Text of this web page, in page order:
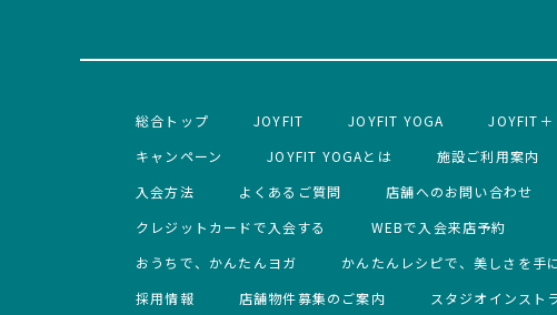
総合トップ JOYFIT JOYFIT YOGA JOYFIT＋
キャンペーン
JOYFIT YOGAとは 施設ご利用案内
入会方法
よくあるご質問 店舗へのお問い合わせ
クレジットカードで入会する
WEBで入会来店予約
おうちで、かんたんヨガ
かんたんレシピで、美しさを手
採用情報
店舗物件募集のご案内 スタジオインスト